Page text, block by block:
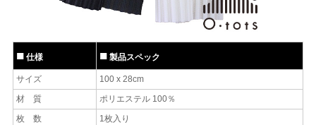
仕様 製品スペック
サイズ
100 x 28cm
材 質
ポリエステル 100％
枚 数
1枚入り